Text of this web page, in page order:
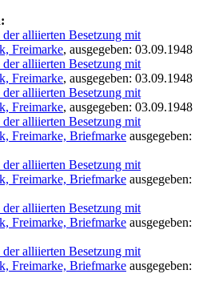
der alliierten Besetzung mit
Freimarke, ausgegeben: 03.09.1948
der alliierten Besetzung mit
Freimarke, ausgegeben: 03.09.1948
alliierten Besetzung mit
Freimarke, ausgegeben: 03.09.1948
alliierten Besetzung mit
Freimarke, Briefmarke ausgegeben:
der alliierten Besetzung mit
Freimarke, Briefmarke ausgegeben:
der alliierten Besetzung mit
Freimarke, Briefmarke ausgegeben:
der alliierten Besetzung mit
Freimarke, Briefmarke ausgegeben: